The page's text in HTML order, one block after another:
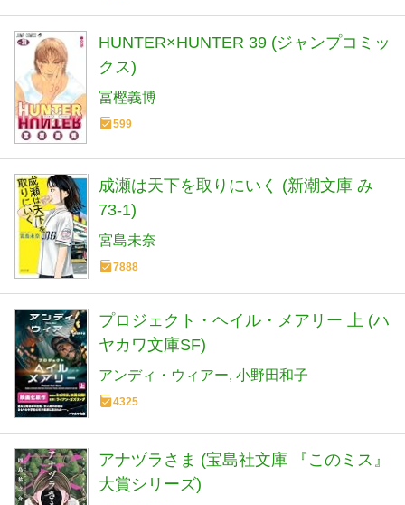
HUNTER×HUNTER 39 (ジャンプコミッ
クス)
冨樫義博
599
成瀬は天下を取りにいく (新潮文庫 み
73-1)
宮島未奈
7888
プロジェクト・ヘイル・メアリー 上 (ハ
ヤカワ文庫SF)
アンディ・ウィアー 小野田和子
4325
アナヅラさま (宝島社文庫 『このミス』
大賞シリーズ)